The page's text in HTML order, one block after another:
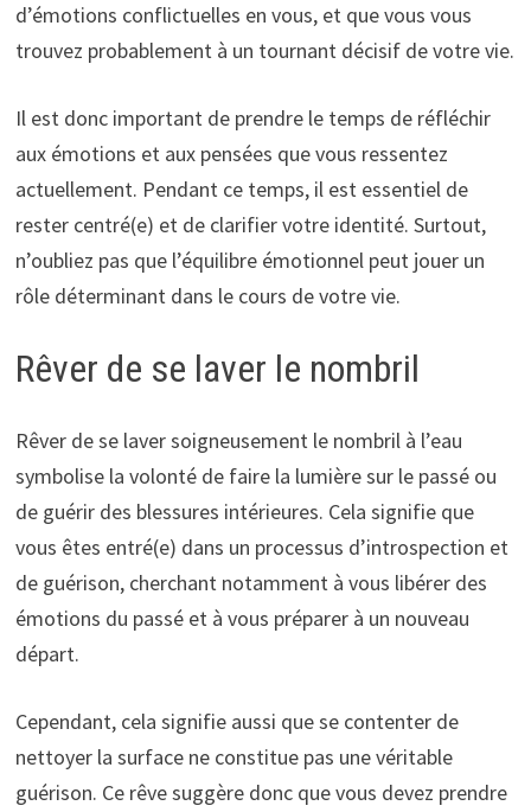
d’émotions conflictuelles en vous, et que vous vous
trouvez probablement à un tournant décisif de votre vie.
Il est donc important de prendre le temps de réfléchir
aux émotions et aux pensées que vous ressentez
actuellement. Pendant ce temps, il est essentiel de
rester centré(e) et de clarifier votre identité. Surtout,
n’oubliez pas que l’équilibre émotionnel peut jouer un
rôle déterminant dans le cours de votre vie.
Rêver de se laver le nombril
Rêver de se laver soigneusement le nombril à l’eau
symbolise la volonté de faire la lumière sur le passé ou
de guérir des blessures intérieures. Cela signifie que
vous êtes entré(e) dans un processus d’introspection et
de guérison, cherchant notamment à vous libérer des
émotions du passé et à vous préparer à un nouveau
départ.
Cependant, cela signifie aussi que se contenter de
nettoyer la surface ne constitue pas une véritable
guérison. Ce rêve suggère donc que vous devez prendre